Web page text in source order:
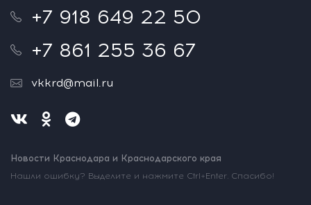
+7 918 649 22 50
+7 861 255 36 67
vkkrd@mail.ru
Новости Краснодара и Краснодарского края
Нашли ошибку? Выделите и нажмите Ctrl+Enter. Спасибо!